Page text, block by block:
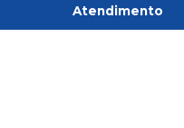
Atendimento